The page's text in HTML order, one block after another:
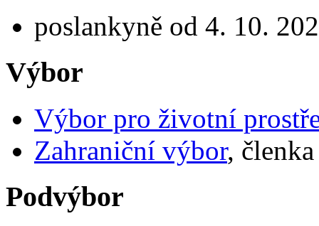
poslankyně od 4. 10.
Výbor
Výbor pro životní
Zahraniční výbor,
Podvýbor